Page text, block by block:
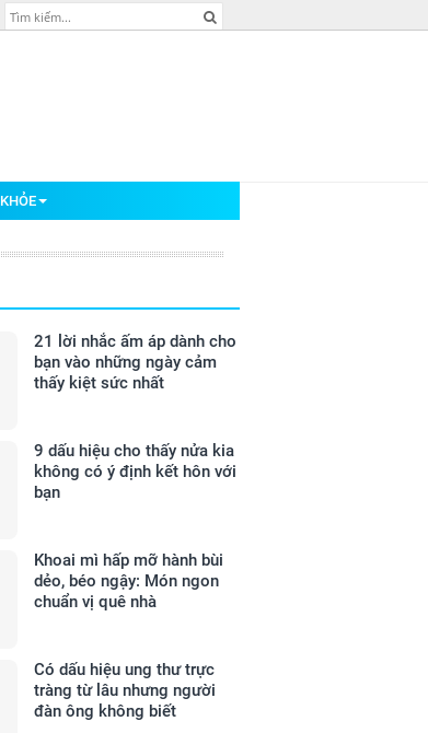
21 lời nhắc ấm áp dành cho
bạn vào những ngày cảm
thấy kiệt sức nhất
9 dấu hiệu cho thấy nửa kia
không có ý định kết hôn với
bạn
Khoai mì hấp mỡ hành bùi
dẻo, béo ngậy: Món ngon
chuẩn vị quê nhà
Có dấu hiệu ung thư trực
tràng từ lâu nhưng người
đàn ông không biết